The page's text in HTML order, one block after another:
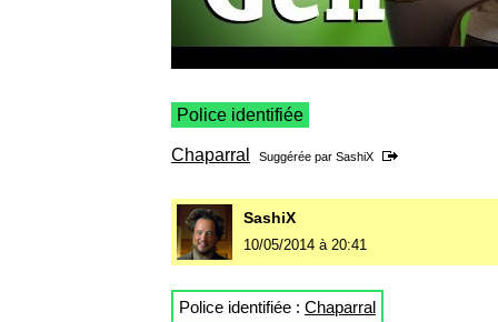
Police identifiée
Chaparral Suggérée par SashiX
SashiX
10/05/2014 à 20:41
Police identifiée : Chaparral